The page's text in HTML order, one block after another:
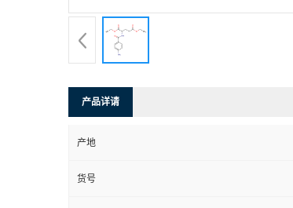
产品详请
产地
货号